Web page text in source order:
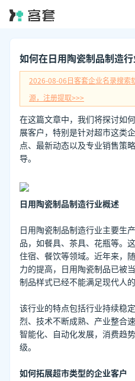
如何在日用陶瓷制品制造
2026-08-06日客套企业名录搜索
源，注册提取>>>
在这篇文章中，我们将探讨如
展客户，特别是针对超市这类
点、最新动态以及专业销售策
导。
日用陶瓷制品制造行业概述
日用陶瓷制品制造行业主要生
品，如餐具、茶具、花瓶等。
住宿、餐饮等领域。近年来，
力的提高，日用陶瓷制品已被
制品样式已经不能满足现代人的
该行业的特点包括行业持续稳
烈、技术不断成熟、产业整合
智能化、自动化发展，消费趋
级。
如何拓展超市类型的企业客户